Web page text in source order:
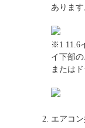
ありま
※1 11.6
イ下部
または
エアコ